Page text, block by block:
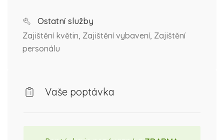
Ostatní služby
Zajištění květin, Zajištění vybavení, Zajištění
personálu
Vaše poptávka